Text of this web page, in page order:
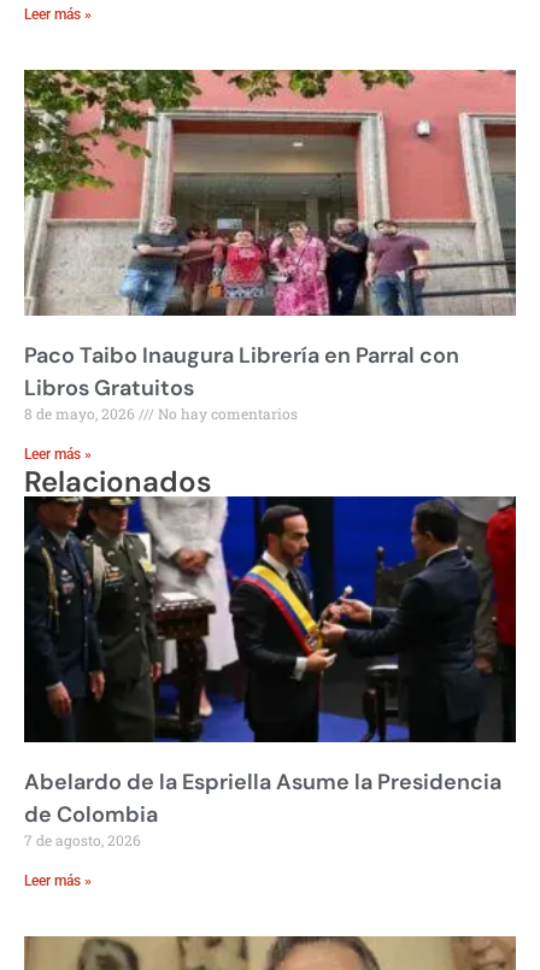
Leer más »
Paco Taibo Inaugura Librería en Parral con
Libros Gratuitos
8 de mayo, 2026 No hay comentarios
Leer más »
Relacionados
Abelardo de la Espriella Asume la Presidencia
de Colombia
7 de agosto, 2026
Leer más »